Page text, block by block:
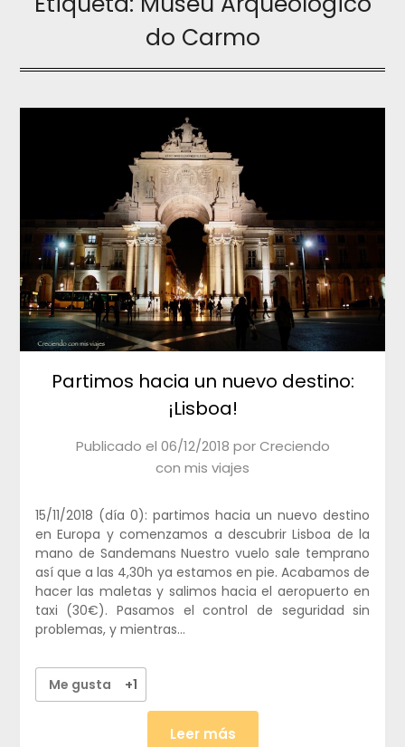
do Carmo
Partimos hacia un nuevo destino:
¡Lisboa!
Publicado el 06/12/2018 porCreciendo
con mis viajes
15/11/2018 (día 0): partimos hacia un nuevo destino
en Europa y comenzamos a descubrir Lisboa de la
mano de Sandemans Nuestro vuelo sale temprano
así que a las 4,30h ya estamos en pie. Acabamos de
hacer las maletas y salimos hacia el aeropuerto en
taxi (30€). Pasamos el control de seguridad sin
problemas, y mientras…
Me gusta +1
Leer más